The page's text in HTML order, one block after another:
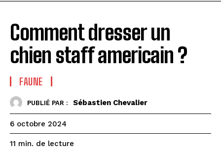
Comment dresser un
chien staff americain ?
FAUNE
PUBLIÉ PAR : Sébastien Chevalier
6 octobre 2024
11 min. de lecture